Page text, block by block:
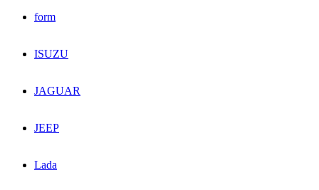
form
ISUZU
JAGUAR
JEEP
Lada